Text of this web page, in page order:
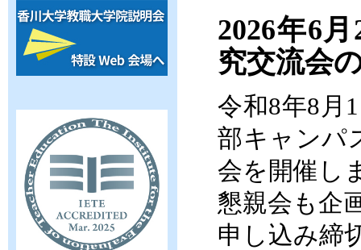
2026年6
究交流会
令和8年8月
部キャンパ
会を開催し
懇親会も企
申し込み締